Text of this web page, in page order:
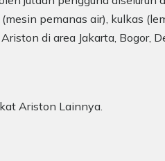
pemanas air), kulkas
di area Jakarta, Bogor,
Ariston Lainnya.